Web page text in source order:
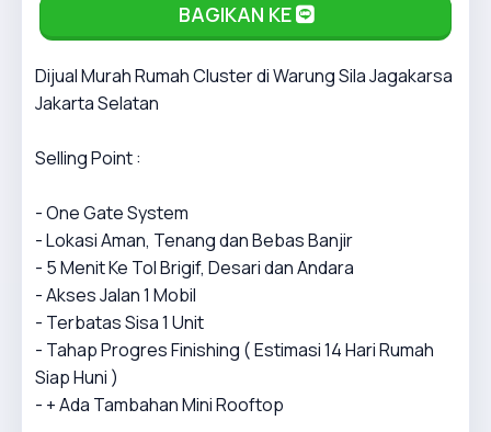
BAGIKAN KE
Dijual Murah Rumah Cluster di Warung Sila Jagakarsa
Jakarta Selatan
Selling Point :
- One Gate System
- Lokasi Aman, Tenang dan Bebas Banjir
- 5 Menit Ke Tol Brigif, Desari dan Andara
- Akses Jalan 1 Mobil
- Terbatas Sisa 1 Unit
- Tahap Progres Finishing ( Estimasi 14 Hari Rumah
Siap Huni )
- + Ada Tambahan Mini Rooftop